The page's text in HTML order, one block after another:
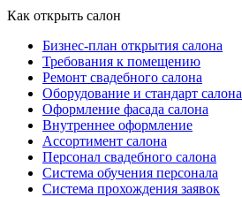
Как открыть салон
Бизнес-план открытия салона
Требования к помещению
Ремонт свадебного салона
Оборудование и стандарт салона
Оформление фасада салона
Внутреннее оформление
Ассортимент салона
Персонал свадебного салона
Система обучения персонала
Система прохождения заявок